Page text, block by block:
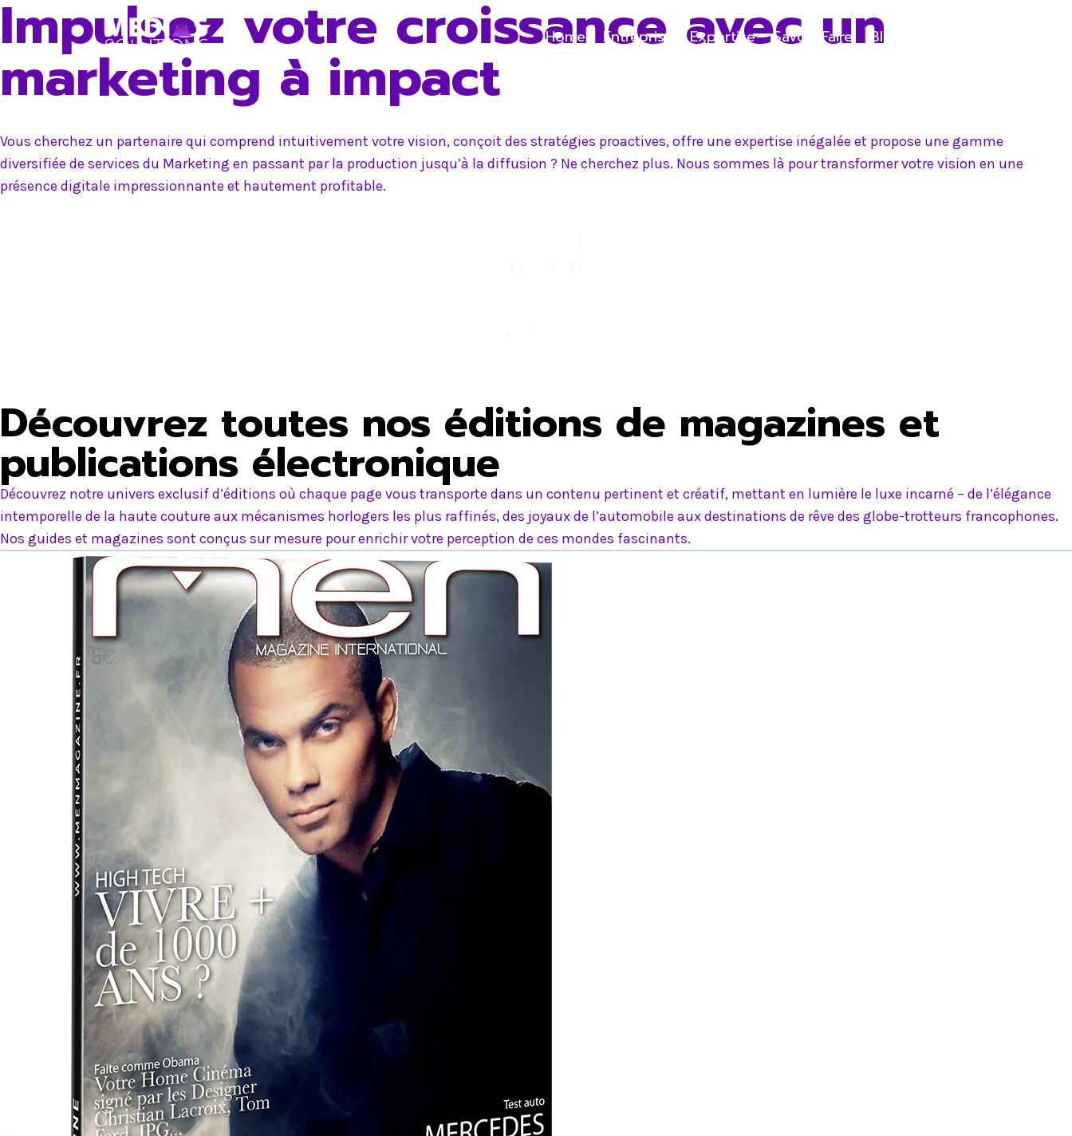
Skip
Home Entreprise Expertise Savoir-Faire Blog
Impulsez votre croissance avec un
marketing à impact
Vous cherchez un partenaire qui comprend intuitivement votre vision, conçoit des stratégies proactives, offre une expertise inégalée et propose une gamme
diversifiée de services du Marketing en passant par la production jusqu’à la diffusion ? Ne cherchez plus. Nous sommes là pour transformer votre vision en une
présence digitale impressionnante et hautement profitable.
Découvrez toutes nos éditions de magazines et
publications électronique
Découvrez notre univers exclusif d’éditions où chaque page vous transporte dans un contenu pertinent et créatif, mettant en lumière le luxe incarné – de l’élégance
intemporelle de la haute couture aux mécanismes horlogers les plus raffinés, des joyaux de l’automobile aux destinations de rêve des globe-trotteurs francophones.
Nos guides et magazines sont conçus sur mesure pour enrichir votre perception de ces mondes fascinants.